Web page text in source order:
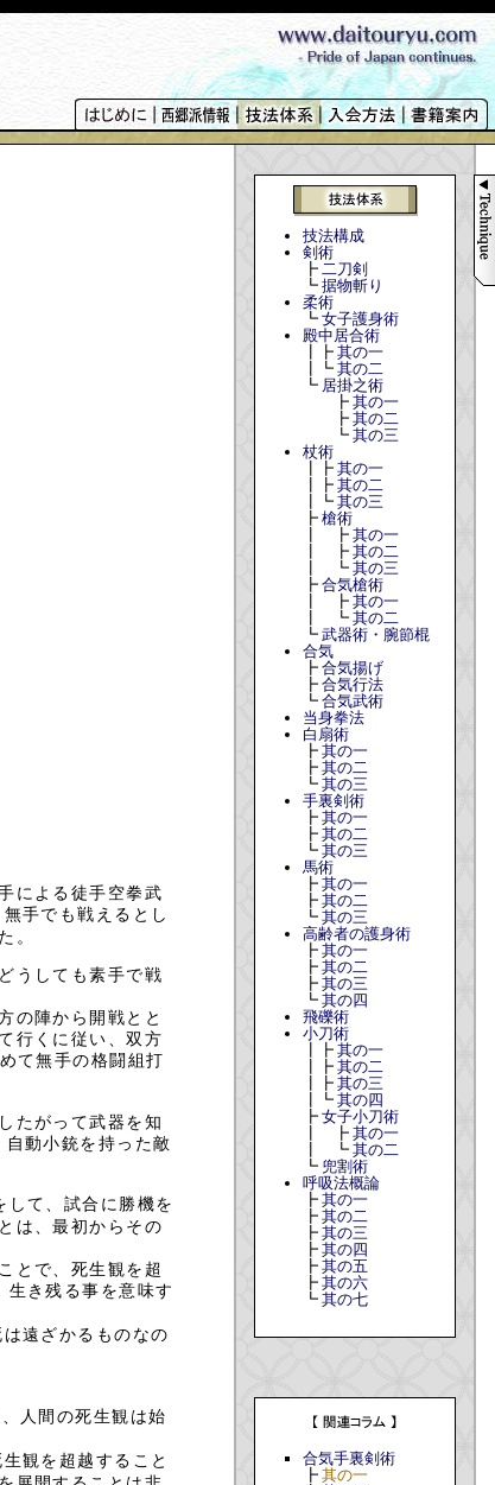
による徒手空拳武
手でも戦えるとし
。
うしても素手で戦
の陣から開戦とと
行くに従い、双方
て無手の格闘組打
たがって武器を知
動小銃を持った敵
して、試合に勝機を
は、最初からその
とで、死生観を超
生き残る事を意味す
遠ざかるものなの
人間の死生観は始
生観を超越すること
技法構成
剣術
┣ 二刀剣
┗ 据物斬り
柔術
┗ 女子護身術
殿中居合術
┃┣ 其の一
┃┗ 其の二
┗ 居掛之術
┣ 其の一
┣ 其の二
┗ 其の三
杖術
┃┣ 其の一
┃┣ 其の二
┃┗ 其の三
┣ 槍術
┃ ┣ 其の一
┃ ┣ 其の二
┃ ┗ 其の三
┣ 合気槍術
┃ ┣ 其の一
┃ ┗ 其の二
┗ 武器術・腕節棍
合気
┣ 合気揚げ
┣ 合気行法
┗ 合気武術
当身拳法
白扇術
┣ 其の一
┣ 其の二
┗ 其の三
手裏剣術
┣ 其の一
┣ 其の二
┗ 其の三
馬術
┣ 其の一
┣ 其の二
┗ 其の三
高齢者の護身術
┣ 其の一
┣ 其の二
┣ 其の三
┗ 其の四
飛礫術
小刀術
┃┣ 其の一
┃┣ 其の二
┃┣ 其の三
┃┗ 其の四
┣ 女子小刀術
┃ ┣ 其の一
┃ ┗ 其の二
┗ 兜割術
呼吸法概論
┣ 其の一
┣ 其の二
┣ 其の三
┣ 其の四
┣ 其の五
┣ 其の六
┗ 其の七
合気手裏剣術
┣ 其の一